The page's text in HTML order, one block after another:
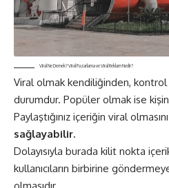
Viral Ne Demek? Viral Pazarlama ve Viral Reklam Nedir?
Viral olmak kendiliğinden, kontrol
durumdur. Popüler olmak ise
Paylaştığınız içeriğin viral olmasını
sağlayabilir.
Dolayısıyla burada kilit nokta
kullanıcıların birbirine